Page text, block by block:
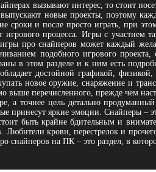
вызывают интерес, то стоит
новые проекты, поэтому
сроки и после просто играть, при
игрового процесса. Игры с участием
про снайперов может каждый
подобного игрового
в этом разделе и к ним есть
достойной графикой,
новое оружие, снаряжение и
выше перечисленного, прежде чем
а точнее цель детально
принесут яркие эмоции. Снайперы –
быть крайне бдительным и
Любители крови, перестрелок и
снайперов на ПК – это раздел, в